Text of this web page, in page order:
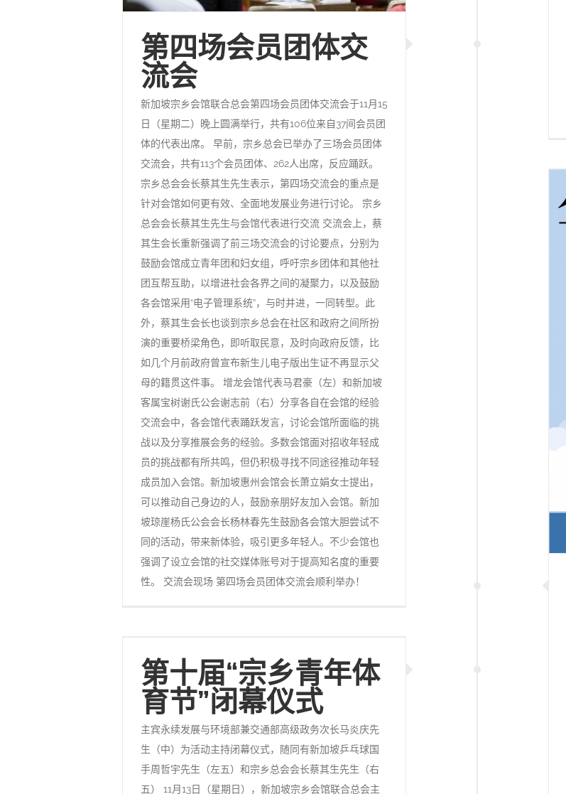
第四场会员团体交
流会
新加坡宗乡会馆联合总会第四场会员团体交流会于11月15
日（星期二）晚上圆满举行，共有106位来自37间会员团
体的代表出席。 早前，宗乡总会已举办了三场会员团体
交流会，共有113个会员团体、262人出席，反应踊跃。
宗乡总会会长蔡其生先生表示，第四场交流会的重点是
针对会馆如何更有效、全面地发展业务进行讨论。 宗乡
总会会长蔡其生先生与会馆代表进行交流 交流会上，蔡
其生会长重新强调了前三场交流会的讨论要点，分别为
鼓励会馆成立青年团和妇女组，呼吁宗乡团体和其他社
团互帮互助，以增进社会各界之间的凝聚力，以及鼓励
各会馆采用“电子管理系统”，与时并进，一同转型。此
外，蔡其生会长也谈到宗乡总会在社区和政府之间所扮
演的重要桥梁角色，即听取民意，及时向政府反馈，比
如几个月前政府曾宣布新生儿电子版出生证不再显示父
母的籍贯这件事。 增龙会馆代表马君豪（左）和新加坡
客属宝树谢氏公会谢志前（右）分享各自在会馆的经验
交流会中，各会馆代表踊跃发言，讨论会馆所面临的挑
战以及分享推展会务的经验。多数会馆面对招收年轻成
员的挑战都有所共鸣，但仍积极寻找不同途径推动年轻
成员加入会馆。新加坡惠州会馆会长萧立娟女士提出，
可以推动自己身边的人，鼓励亲朋好友加入会馆。新加
坡琼崖杨氏公会会长杨林春先生鼓励各会馆大胆尝试不
同的活动，带来新体验，吸引更多年轻人。不少会馆也
强调了设立会馆的社交媒体账号对于提高知名度的重要
性。 交流会现场 第四场会员团体交流会顺利举办！
第十届“宗乡青年体
育节”闭幕仪式
主宾永续发展与环境部兼交通部高级政务次长马炎庆先
生（中）为活动主持闭幕仪式，随同有新加坡乒乓球国
手周哲宇先生（左五）和宗乡总会会长蔡其生先生（右
五） 11月13日（星期日），新加坡宗乡会馆联合总会主